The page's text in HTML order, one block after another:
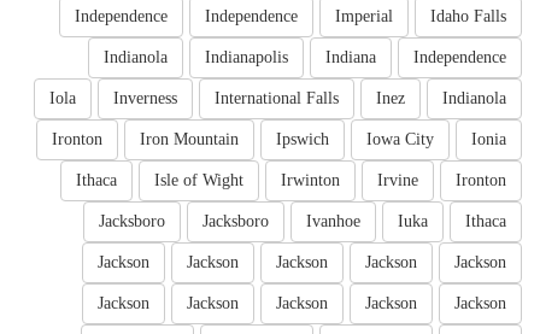
Idaho Falls
Imperial
Independence
Independence
Independence
Indiana
Indianapolis
Indianola
Indianola
Inez
International Falls
Inverness
Iola
Ionia
Iowa City
Ipswich
Iron Mountain
Ironton
Ironton
Irvine
Irwinton
Isle of Wight
Ithaca
Ithaca
Iuka
Ivanhoe
Jacksboro
Jacksboro
Jackson
Jackson
Jackson
Jackson
Jackson
Jackson
Jackson
Jackson
Jackson
Jackson